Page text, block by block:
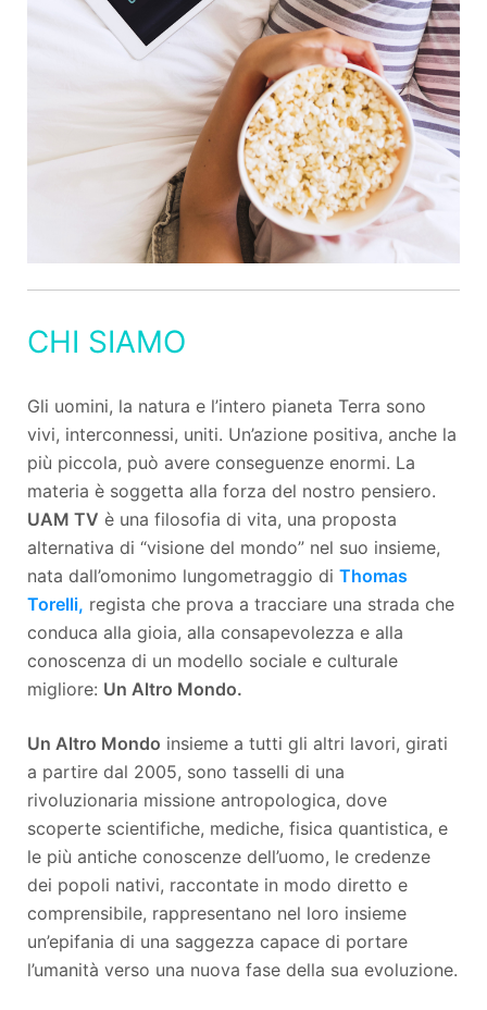
CHI SIAMO
Gli uomini, la natura e l’intero pianeta Terra sono
vivi, interconnessi, uniti. Un’azione positiva, anche la
più piccola, può avere conseguenze enormi. La
materia è soggetta alla forza del nostro pensiero.
UAM TV è una filosofia di vita, una proposta
alternativa di “visione del mondo” nel suo insieme,
nata dall’omonimo lungometraggio di Thomas
Torelli, regista che prova a tracciare una strada che
conduca alla gioia, alla consapevolezza e alla
conoscenza di un modello sociale e culturale
migliore: Un Altro Mondo.
Un Altro Mondo insieme a tutti gli altri lavori, girati
a partire dal 2005, sono tasselli di una
rivoluzionaria missione antropologica, dove
scoperte scientifiche, mediche, fisica quantistica, e
le più antiche conoscenze dell’uomo, le credenze
dei popoli nativi, raccontate in modo diretto e
comprensibile, rappresentano nel loro insieme
un’epifania di una saggezza capace di portare
l’umanità verso una nuova fase della sua evoluzione.